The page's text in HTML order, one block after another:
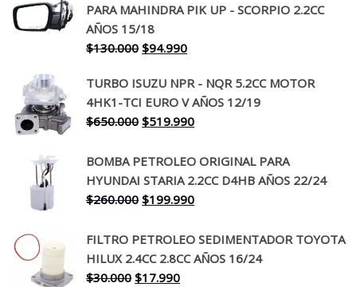
PARA MAHINDRA PIK UP - SCORPIO 2.2CC
AÑOS 15/18
$130.000 El
original
era:
$130.000.
$94.990El
actual
es:
$94.990.
TURBO ISUZU NPR - NQR 5.2CC MOTOR
4HK1-TCI EURO V AÑOS 12/19
$650.000 El
original
era:
$650.000.
$519.990El
actual
es:
$519.990.
BOMBA PETROLEO ORIGINAL PARA
HYUNDAI STARIA 2.2CC D4HB AÑOS 22/24
$260.000 El
original
era:
$260.000.
$199.990El
actual
es:
FILTRO PETROLEO SEDIMENTADOR TOYOTA
HILUX 2.4CC 2.8CC AÑOS 16/24
$30.000 El
$17.990El